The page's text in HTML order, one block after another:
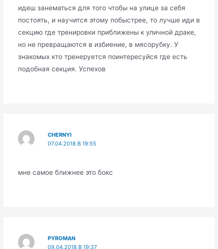
идеш занематься для того чтобы на улице за себя
постоять, и научится этому побыстрее, то лучше иди в
секцию где тренировки приближены к уличной драке,
но не превращаются в избиение, в мясорубку. У
знакомых кто тренеруется поинтересуйся где есть
подобная секция. Успехов
CHERNYI
07.04.2018 В 19:55
мне самое ближнее это бокс
PYROMAN
09.04.2018 В 19:37